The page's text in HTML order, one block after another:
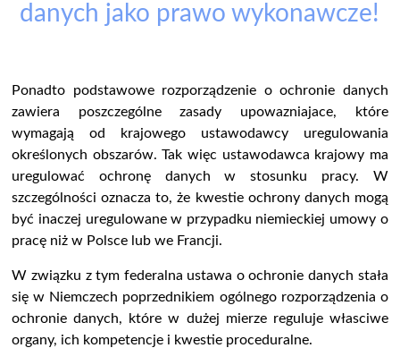
danych jako prawo wykonawcze!
Ponadto podstawowe rozporządzenie o ochronie danych
zawiera poszczególne zasady upowazniajace, które
wymagają od krajowego ustawodawcy uregulowania
określonych obszarów. Tak więc ustawodawca krajowy ma
uregulować ochronę danych w stosunku pracy. W
szczególności oznacza to, że kwestie ochrony danych mogą
być inaczej uregulowane w przypadku niemieckiej umowy o
pracę niż w Polsce lub we Francji.
W związku z tym federalna ustawa o ochronie danych stała
się w Niemczech poprzednikiem ogólnego rozporządzenia o
ochronie danych, które w dużej mierze reguluje własciwe
organy, ich kompetencje i kwestie proceduralne.